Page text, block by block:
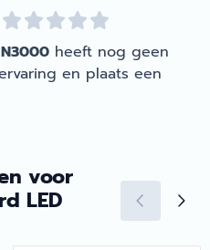
heeft nog geen
en plaats een
voor
LED